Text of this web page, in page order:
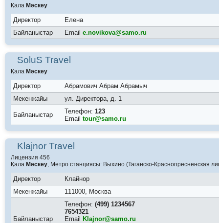
Қала Мәскеу
Директор
Елена
Байланыстар
Email e.novikova@samo.ru
SoluS Travel
Қала Мәскеу
Директор
Абрамович Абрам Абрамыч
Мекенжайы
ул. Директора, д. 1
Байланыстар Телефон: 123
Email tour@samo.ru
Klajnor Travel
Лицензия 456
Қала Мәскеу, Метро станциясы: Выхино (Таганско-Краснопресненская
Директор
Клайнор
Мекенжайы
111000, Москва
Байланыстар
Телефон: (499) 1234567
7654321
Email
Klajnor@samo.ru